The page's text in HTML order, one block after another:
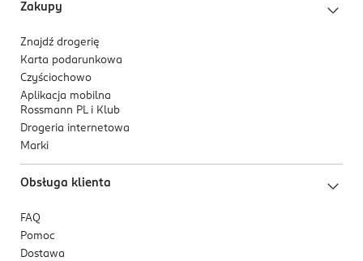
Zakupy
Znajdź drogerię
Karta podarunkowa
Czyściochowo
Aplikacja mobilna
Rossmann PL i Klub
Drogeria internetowa
Marki
Obsługa klienta
FAQ
Pomoc
Dostawa